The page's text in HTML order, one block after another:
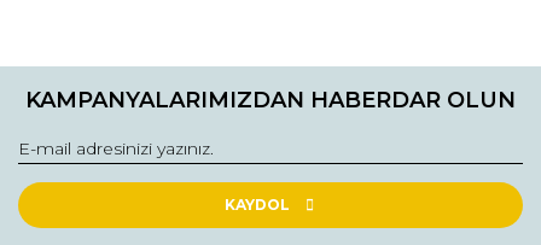
KAMPANYALARIMIZDAN HABERDAR OLUN
KAYDOL